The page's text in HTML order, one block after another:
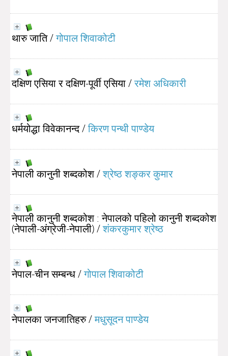
थारु जाति/गोपाल शिवाकोटी
दक्षिण एसिया र दक्षिण-पूर्वी एसिया/रमेश अधिकारी
धर्मयोद्धा विवेकानन्द/किरण पन्थी पाण्डेय
नेपाली कानुनी शब्दकोश/श्रेष्ठ शङ्कर कुमार
नेपाली कानुनी शब्दकोश : नेपालको पहिलो कानुनी शब्दकोश
(नेपाली-अंग्रेजी-नेपाली)/शंकरकुमार श्रेष्ठ
नेपाल-चीन सम्बन्ध/गोपाल शिवाकोटी
नेपालका जनजातिहरु/मधुसूदन पाण्डेय